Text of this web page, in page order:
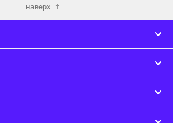
наверх